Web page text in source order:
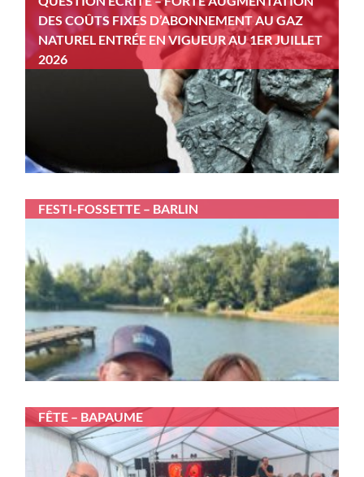
DES COÛTS FIXES D’ABONNEMENT AU GAZ
NATUREL ENTRÉE EN VIGUEUR AU 1ER JUILLET
2026
FESTI-FOSSETTE – BARLIN
FÊTE – BAPAUME